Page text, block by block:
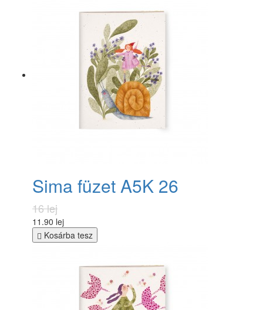
Sima füzet A5K 26
16 lej
11.90 lej
Kosárba tesz